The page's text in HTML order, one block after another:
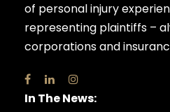
of personal injury
representing plaintiffs –
corporations and
In The News: